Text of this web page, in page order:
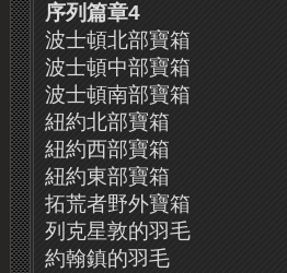
序列篇章4
波士頓北部寶箱
波士頓中部寶箱
波士頓南部寶箱
紐約北部寶箱
紐約西部寶箱
紐約東部寶箱
拓荒者野外寶箱
列克星敦的羽毛
約翰鎮的羽毛